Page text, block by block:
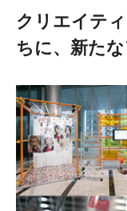
クリエイテ
ちに、新た